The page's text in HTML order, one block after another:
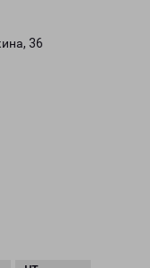
36